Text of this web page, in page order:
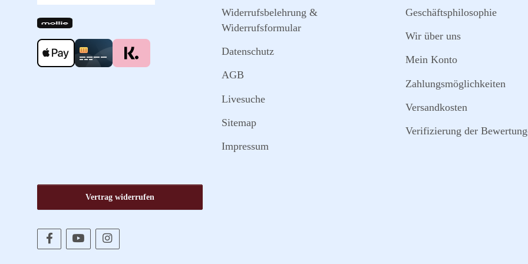
Widerrufsbelehrung &
Widerrufsformular
Datenschutz
AGB
Livesuche
Sitemap
Impressum
Geschäftsphilosophie
Wir über uns
Mein Konto
Zahlungsmöglichkeiten
Versandkosten
Verifizierung der
Vertrag widerrufen